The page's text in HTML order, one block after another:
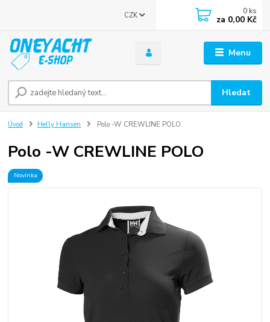
Menu
CZK
Hledat
0 ks
za 0,00 Kč
Úvod Helly Hansen Polo -W CREWLINE POLO
Polo -W CREWLINE POLO
Novinka